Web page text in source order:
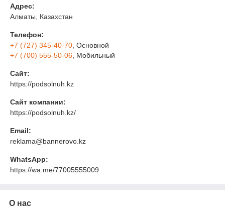
Адрес:
Алматы, Казахстан
Телефон:
+7 (727) 345-40-70 , Основной
+7 (700) 555-50-06 , Мобильный
Сайт:
https://podsolnuh.kz
Сайт компании:
https://podsolnuh.kz/
Email:
reklama@bannerovo.kz
WhatsApp:
https://wa.me/77005555009
О нас